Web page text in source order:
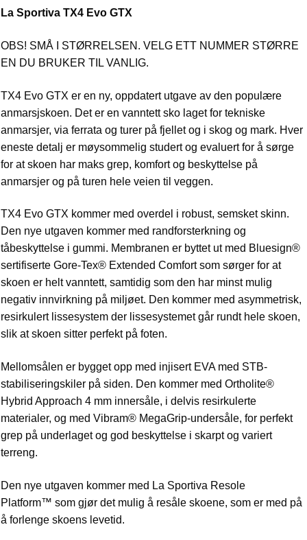
La Sportiva TX4 Evo GTX
OBS! SMÅ I STØRRELSEN. VELG ETT NUMMER STØRRE
EN DU BRUKER TIL VANLIG.
TX4 Evo GTX er en ny, oppdatert utgave av den populære
anmarsjskoen. Det er en vanntett sko laget for tekniske
anmarsjer, via ferrata og turer på fjellet og i skog og mark. Hver
eneste detalj er møysommelig studert og evaluert for å sørge
for at skoen har maks grep, komfort og beskyttelse på
anmarsjer og på turen hele veien til veggen.
TX4 Evo GTX kommer med overdel i robust, semsket skinn.
Den nye utgaven kommer med randforsterkning og
tåbeskyttelse i gummi. Membranen er byttet ut med Bluesign®
sertifiserte Gore-Tex® Extended Comfort som sørger for at
skoen er helt vanntett, samtidig som den har minst mulig
negativ innvirkning på miljøet. Den kommer med asymmetrisk,
resirkulert lissesystem der lissesystemet går rundt hele skoen,
slik at skoen sitter perfekt på foten.
Mellomsålen er bygget opp med injisert EVA med STB-
stabiliseringskiler på siden. Den kommer med Ortholite®
Hybrid Approach 4 mm innersåle, i delvis resirkulerte
materialer, og med Vibram® MegaGrip-undersåle, for perfekt
grep på underlaget og god beskyttelse i skarpt og variert
terreng.
Den nye utgaven kommer med La Sportiva Resole
Platform™ som gjør det mulig å resåle skoene, som er med på
å forlenge skoens levetid.